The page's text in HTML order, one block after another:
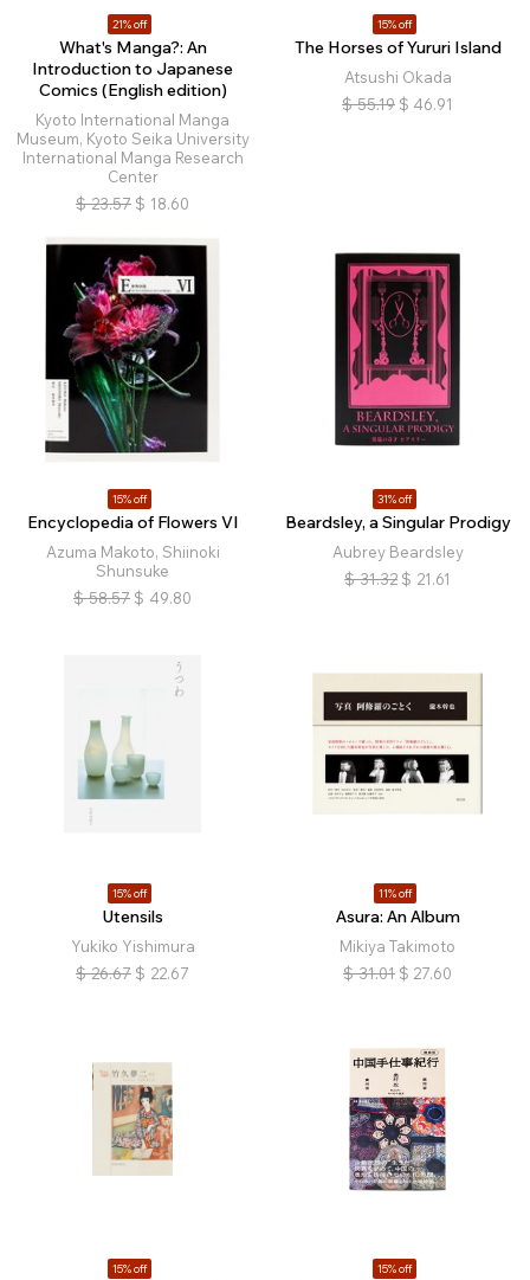
21% off
What's Manga?: An
Introduction to Japanese
Comics (English edition)
Kyoto International Manga
Museum, Kyoto Seika University
International Manga Research
Center
$ 23.57 $ 18.60
15% off
The Horses of Yururi Island
Atsushi Okada
$ 55.19 $ 46.91
15% off
Encyclopedia of Flowers VI
Azuma Makoto, Shiinoki
Shunsuke
$ 58.57 $ 49.80
31% off
Beardsley, a Singular Prodigy
Aubrey Beardsley
$ 31.32 $ 21.61
15% off
Utensils
Yukiko Yishimura
$ 26.67 $ 22.67
11% off
Asura: An Album
Mikiya Takimoto
$ 31.01 $ 27.60
15% off 15% off